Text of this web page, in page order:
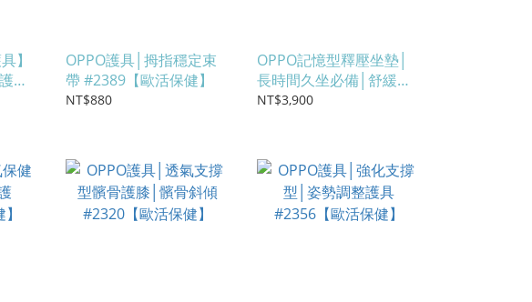
】
具
OPPO護具│拇指穩定束
帶 #2389【歐活保健】
NT$880
OPPO記憶型釋壓坐墊│
長時間久坐必備│舒緩臀
部壓力 #OF40541【歐活
NT$3,900